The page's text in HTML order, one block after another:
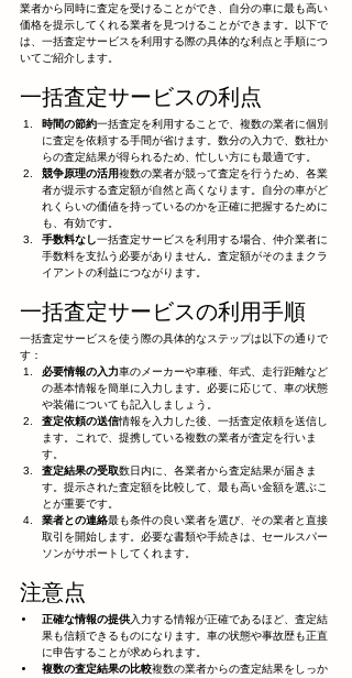
業者から同時に査定を受けることができ、自分の車に最も高い
価格を提示してくれる業者を見つけることができます。以下で
は、一括査定サービスを利用する際の具体的な利点と手順につ
いてご紹介します。
一括査定サービスの利点
時間の節約一括査定を利用することで、複数の業者に個別
に査定を依頼する手間が省けます。数分の入力で、数社か
らの査定結果が得られるため、忙しい方にも最適です。
競争原理の活用複数の業者が競って査定を行うため、各業
者が提示する査定額が自然と高くなります。自分の車がど
れくらいの価値を持っているのかを正確に把握するために
も、有効です。
手数料なし一括査定サービスを利用する場合、仲介業者に
手数料を支払う必要がありません。査定額がそのままクラ
イアントの利益につながります。
一括査定サービスの利用手順
一括査定サービスを使う際の具体的なステップは以下の通りで
す：
必要情報の入力車のメーカーや車種、年式、走行距離など
の基本情報を簡単に入力します。必要に応じて、車の状態
や装備についても記入しましょう。
査定依頼の送信情報を入力した後、一括査定依頼を送信し
ます。これで、提携している複数の業者が査定を行いま
す。
査定結果の受取数日内に、各業者から査定結果が届きま
す。提示された査定額を比較して、最も高い金額を選ぶこ
とが重要です。
業者との連絡最も条件の良い業者を選び、その業者と直接
取引を開始します。必要な書類や手続きは、セールスパー
ソンがサポートしてくれます。
注意点
正確な情報の提供入力する情報が正確であるほど、査定結
果も信頼できるものになります。車の状態や事故歴も正直
に申告することが求められます。
複数の査定結果の比較複数の業者からの査定結果をしっか